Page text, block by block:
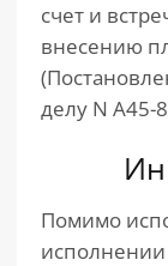
счет и
внесению
делу N А45-
Помимо
исполнении